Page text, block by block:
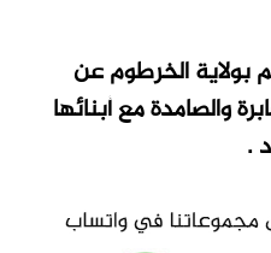
بولاية الخرطوم عن
والصامدة مع أبنائها
.